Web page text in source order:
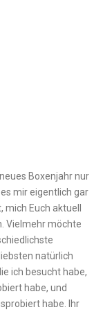
Boxenjahr nur
mir eigentlich gar
Euch aktuell
Vielmehr möchte
natürlich
ich besucht habe,
habe, und
habe. Ihr